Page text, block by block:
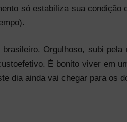
só estabiliza sua
Orgulhoso, subi
É bonito viver em
dia ainda vai chegar para os